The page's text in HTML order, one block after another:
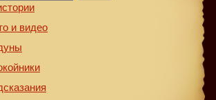
и видео